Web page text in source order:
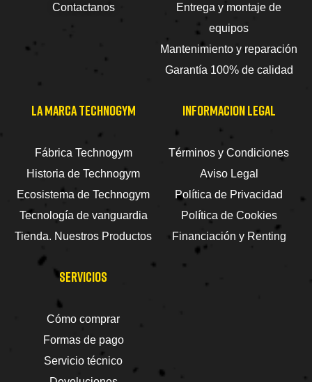
Contactanos
Entrega y montaje de
equipos
Mantenimiento y reparación
Garantía 100% de calidad
LA MARCA TECHNOGYM
Fábrica Technogym
Historia de Technogym
Ecosistema de Technogym
Tecnología de vanguardia
Tienda. Nuestros Productos
INFORMACION LEGAL
Términos y Condiciones
Aviso Legal
Política de Privacidad
Política de Cookies
Financiación y Renting
SERVICIOS
Cómo comprar
Formas de pago
Servicio técnico